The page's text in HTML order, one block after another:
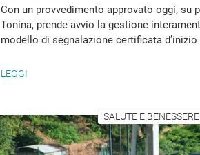
Con un provvedimento approvato oggi, su
Tonina, prende avvio la gestione
modello di segnalazione certificata
LEGGI
SALUTE E